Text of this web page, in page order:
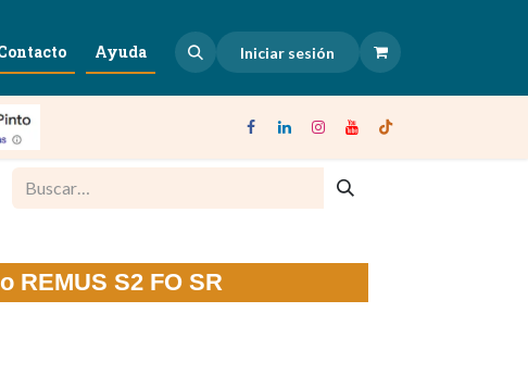
Ayuda Iniciar sesión
REMUS S2 FO SR